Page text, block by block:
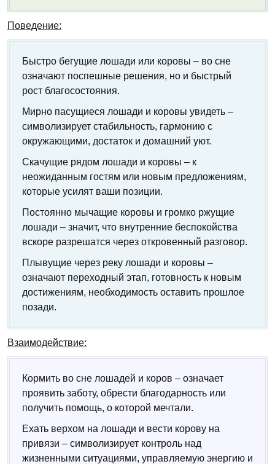
Поведение:
Быстро бегущие лошади или коровы – во сне
означают поспешные решения, но и быстрый
рост благосостояния.
Мирно пасущиеся лошади и коровы увидеть –
символизирует стабильность, гармонию с
окружающими, достаток и домашний уют.
Скачущие рядом лошади и коровы – к
неожиданным гостям или новым предложениям,
которые усилят ваши позиции.
Постоянно мычащие коровы и громко ржущие
лошади – значит, что внутренние беспокойства
вскоре разрешатся через откровенный разговор.
Плывущие через реку лошади и коровы –
означают переходный этап, готовность к новым
достижениям, необходимость оставить прошлое
позади.
Взаимодействие:
Кормить во сне лошадей и коров – означает
проявить заботу, обрести благодарность или
получить помощь, о которой мечтали.
Ехать верхом на лошади и вести корову на
привязи – символизирует контроль над
жизненными ситуациями, управляемую энергию и